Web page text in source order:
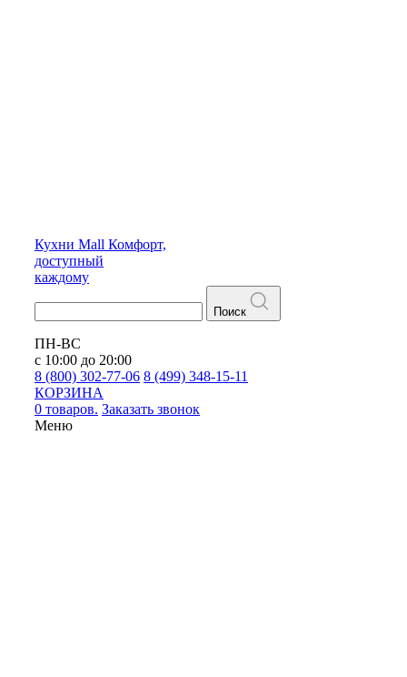
Кухни Mall Комфорт,
доступный
каждому
Поиск
ПН-ВС
с 10:00 до 20:00
8 (800) 302-77-06 8 (499) 348-15-11
КОРЗИНА
0 товаров. Заказать звонок
Меню